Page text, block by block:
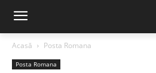
Acasă Posta Romana
Posta Romana